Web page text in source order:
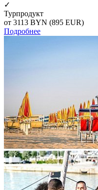
✓
Турпродукт
от 3113 BYN (895 EUR)
Подробнее